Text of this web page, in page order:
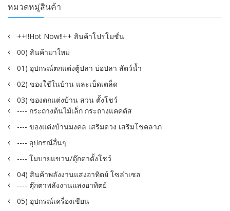
หมวดหมู่สินค้า
++!!Hot Now!!++ สินค้าโปรโมชั่น
00) สินค้ามาใหม่
01) อุปกรณ์ตกแต่งตู้ปลา บ่อปลา สัตว์น้ำ
02) ของใช้ในบ้าน และเบ็ดเตล็ด
03) ของตกแต่งบ้าน สวน ตั้งโชว์
---- กระถางต้นไม้เล็ก กระถางแคคตัส
---- ของแต่งบ้านมงคล เสริมดวง เสริมโชคลาภ
---- อุปกรณ์อื่นๆ
---- โมบายแขวน/ตุ๊กตาตั้งโชว์
04) สินค้าพลังงานแสงอาทิตย์ โซล่าเซล
---- ตุ๊กตาพลังงานแสงอาทิตย์
05) อุปกรณ์เครื่องเขียน